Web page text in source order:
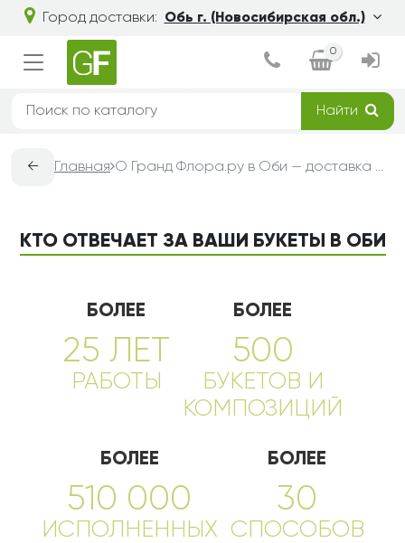
Город доставки: Обь г. (Новосибирская обл.)
0
Найти
← Главная О Гранд Флора.ру в Оби — доставка букетов из цветов
КТО ОТВЕЧАЕТ ЗА ВАШИ БУКЕТЫ В ОБИ
БОЛЕЕ
25 ЛЕТ
РАБОТЫ
БОЛЕЕ
500
БУКЕТОВ И
КОМПОЗИЦИЙ
БОЛЕЕ
510 000
ИСПОЛНЕННЫХ
БОЛЕЕ
30
СПОСОБОВ